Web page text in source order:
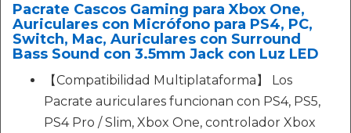
Pacrate Cascos Gaming para Xbox One,
Auriculares con Micrófono para PS4, PC,
Switch, Mac, Auriculares con Surround
Bass Sound con 3.5mm Jack con Luz LED
【Compatibilidad Multiplataforma】 Los
Pacrate auriculares funcionan con PS4, PS5,
PS4 Pro / Slim, Xbox One, controlador Xbox